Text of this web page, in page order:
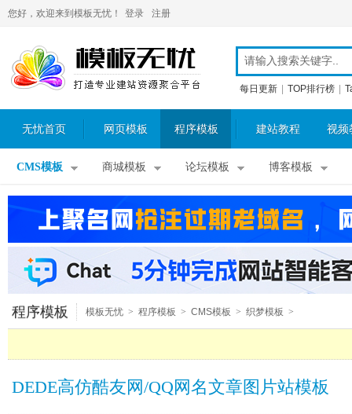
您好，欢迎来到模板无忧！ 登录 注册
每日更新 TOP排行榜
无忧首页 网页模板 程序模板 建站教程 视频
CMS模板 商城模板 论坛模板 博客模板
程序模板 模板无忧 > 程序模板 > CMS模板 > 织梦模板 >
DEDE高仿酷友网/QQ网名文章图片站模板